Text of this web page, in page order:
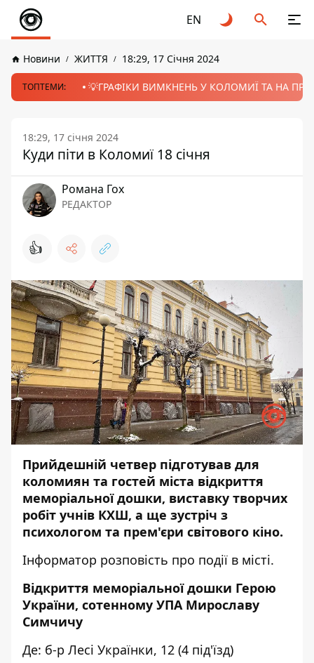
EN
Новини ЖИТТЯ 18:29, 17 Січня 2024
ТОПТЕМИ: 💡ГРАФІКИ ВИМКНЕНЬ У КОЛОМИЇ ТА НА
18:29, 17 січня 2024
Куди піти в Коломиї 18 січня
Романа Гох
РЕДАКТОР
👍
Прийдешній четвер підготував для
коломиян та гостей міста відкриття
меморіальної дошки, виставку творчих
робіт учнів КХШ, а ще зустріч з
психологом та прем'єри світового кіно.
Інформатор розповість про події в місті.
Відкриття меморіальної дошки Герою
України, сотенному УПА Мирославу
Симчичу
Де: б-р Лесі Українки, 12 (4 під'їзд)